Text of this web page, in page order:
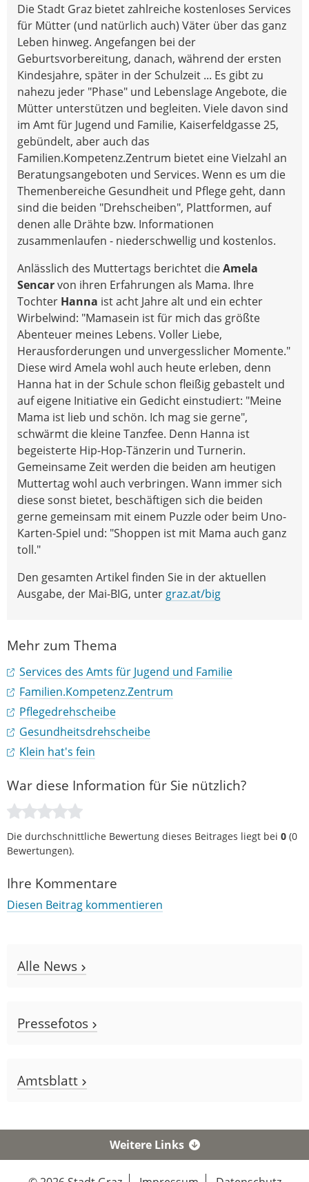
Die Stadt Graz bietet zahlreiche kostenloses Services
für Mütter (und natürlich auch) Väter über das ganz
Leben hinweg. Angefangen bei der
Geburtsvorbereitung, danach, während der ersten
Kindesjahre, später in der Schulzeit ... Es gibt zu
nahezu jeder "Phase" und Lebenslage Angebote, die
Mütter unterstützen und begleiten. Viele davon sind
im Amt für Jugend und Familie, Kaiserfeldgasse 25,
gebündelt, aber auch das
Familien.Kompetenz.Zentrum bietet eine Vielzahl an
Beratungsangeboten und Services. Wenn es um die
Themenbereiche Gesundheit und Pflege geht, dann
sind die beiden "Drehscheiben", Plattformen, auf
denen alle Drähte bzw. Informationen
zusammenlaufen - niederschwellig und kostenlos.
Anlässlich des Muttertags berichtet dieAmela
Sencarvon ihren Erfahrungen als Mama. Ihre
Tochter Hanna ist acht Jahre alt und ein echter
Wirbelwind: "Mamasein ist für mich das größte
Abenteuer meines Lebens. Voller Liebe,
Herausforderungen und unvergesslicher Momente."
Diese wird Amela wohl auch heute erleben, denn
Hanna hat in der Schule schon fleißig gebastelt und
auf eigene Initiative ein Gedicht einstudiert: "Meine
Mama ist lieb und schön. Ich mag sie gerne",
schwärmt die kleine Tanzfee. Denn Hanna ist
begeisterte Hip-Hop-Tänzerin und Turnerin.
Gemeinsame Zeit werden die beiden am heutigen
Muttertag wohl auch verbringen. Wann immer sich
diese sonst bietet, beschäftigen sich die beiden
gerne gemeinsam mit einem Puzzle oder beim Uno-
Karten-Spiel und: "Shoppen ist mit Mama auch ganz
toll."
Den gesamten Artikel finden Sie in der aktuellen
Ausgabe, der Mai-BIG, unter graz.at/big
Mehr zum Thema
Services des Amts für Jugend und Familie
Familien.Kompetenz.Zentrum
Pflegedrehscheibe
Gesundheitsdrehscheibe
Klein hat's fein
War diese Information für Sie nützlich?
Die durchschnittliche Bewertung dieses Beitrages liegt bei 0 (0
Bewertungen).
Ihre Kommentare
Diesen Beitrag kommentieren
Alle News
Pressefotos
Amtsblatt
Weitere Links